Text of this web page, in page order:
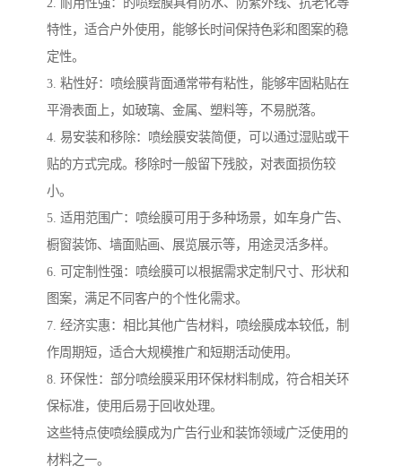
2. 耐用性强：的喷绘膜具有防水、防紫外线、抗老化等
特性，适合户外使用，能够长时间保持色彩和图案的稳
定性。
3. 粘性好：喷绘膜背面通常带有粘性，能够牢固粘贴在
平滑表面上，如玻璃、金属、塑料等，不易脱落。
4. 易安装和移除：喷绘膜安装简便，可以通过湿贴或干
贴的方式完成。移除时一般留下残胶，对表面损伤较
小。
5. 适用范围广：喷绘膜可用于多种场景，如车身广告、
橱窗装饰、墙面贴画、展览展示等，用途灵活多样。
6. 可定制性强：喷绘膜可以根据需求定制尺寸、形状和
图案，满足不同客户的个性化需求。
7. 经济实惠：相比其他广告材料，喷绘膜成本较低，制
作周期短，适合大规模推广和短期活动使用。
8. 环保性：部分喷绘膜采用环保材料制成，符合相关环
保标准，使用后易于回收处理。
这些特点使喷绘膜成为广告行业和装饰领域广泛使用的
材料之一。